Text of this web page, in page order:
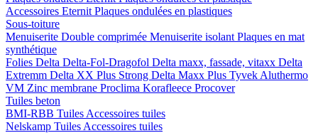
Accessoires Eternit Plaques ondulées en plastiques
Sous-toiture
Menuiserite Double comprimée Menuiserite isolant Plaques en mat
synthétique
Folies Delta Delta-Fol-Dragofol Delta maxx, fassade, vitaxx Delta
Extremm Delta XX Plus Strong Delta Maxx Plus Tyvek Aluthermo
VM Zinc membrane Proclima Korafleece Procover
Tuiles beton
BMI-RBB Tuiles Accessoires tuiles
Nelskamp Tuiles Accessoires tuiles